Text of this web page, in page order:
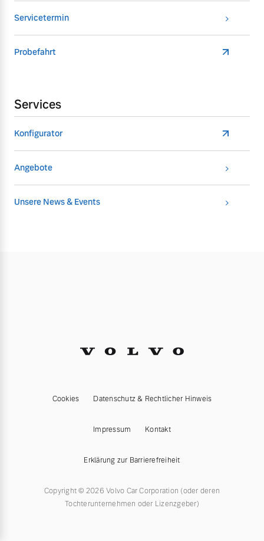
Servicetermin
Probefahrt
Services
Konfigurator
Angebote
Unsere News & Events
Cookies Datenschutz & Rechtlicher Hinweis
Impressum Kontakt
Erklärung zur Barrierefreiheit
Copyright © 2026 Volvo Car Corporation (oder deren
Tochterunternehmen oder Lizenzgeber)